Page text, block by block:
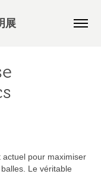
展
pour maximiser
Le véritable